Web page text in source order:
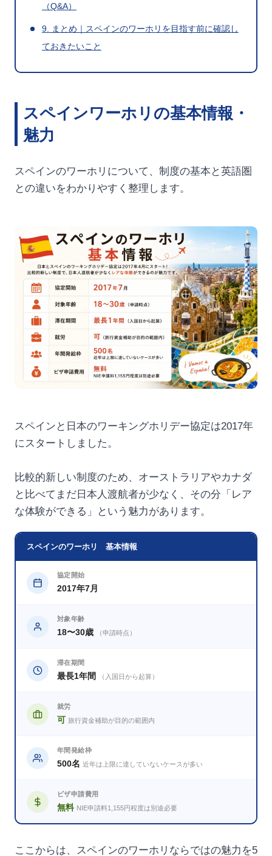
（Q&A）
9. まとめ｜スペインのワーホリを目指す前に確認し
ておきたいこと
スペインワーホリの基本情報・
魅力
スペインのワーホリについて、制度の基本と英語圏
との違いをわかりやすく整理します。
スペインと日本のワーキングホリデー協定は2017年
にスタートしました。
比較的新しい制度のため、オーストラリアやカナダ
と比べてまだ日本人渡航者が少なく、その分「レア
な体験ができる」という魅力があります。
スペインのワーホリ 基本情報
協定開始
2017年7月
対象年齢
18〜30歳 （申請時点）
滞在期間
最長1年間 （入国日から起算）
就労
可 旅行資金補助が目的の範囲内
年間発給枠
500名 近年は上限に達していないケースが多い
ビザ申請費用
無料 NIE申請料1,155円程度は別途必要
ここからは、スペインのワーホリならではの魅力を5